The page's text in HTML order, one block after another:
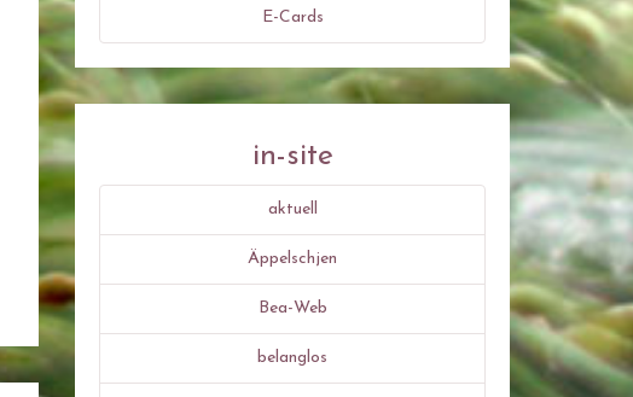
E-Cards
in-site
aktuell
Äppelschjen
Bea-Web
belanglos